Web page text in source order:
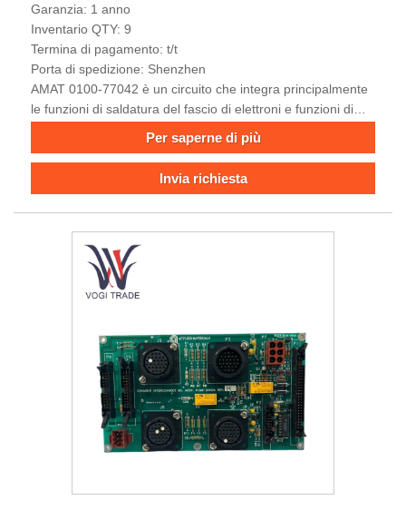
Garanzia: 1 anno
Inventario QTY: 9
Termina di pagamento: t/t
Porta di spedizione: Shenzhen
AMAT 0100-77042 è un circuito che integra principalmente
le funzioni di saldatura del fascio di elettroni e funzioni di
posizionamento del centro ottico per calibrare la posizione e
il processo di controllo durante l'elaborazione del wafer.
Per saperne di più
Invia richiesta